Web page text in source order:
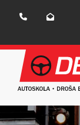
 